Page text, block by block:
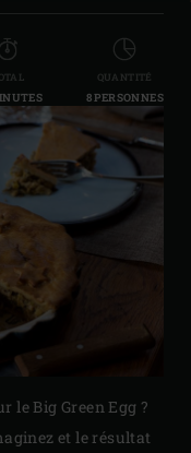
QUANTITÉ
8 PERSONNES
le Big Green Egg ?
et le résultat